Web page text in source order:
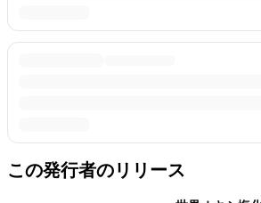
この発行者のリリース